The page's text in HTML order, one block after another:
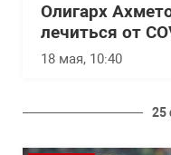
Олигарх
лечиться от
18 мая, 10:40
25